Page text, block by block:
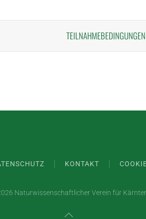
TEILNAHMEBEDINGUNGEN
KONTAKT
Naturwissenschaftlicher Verein für